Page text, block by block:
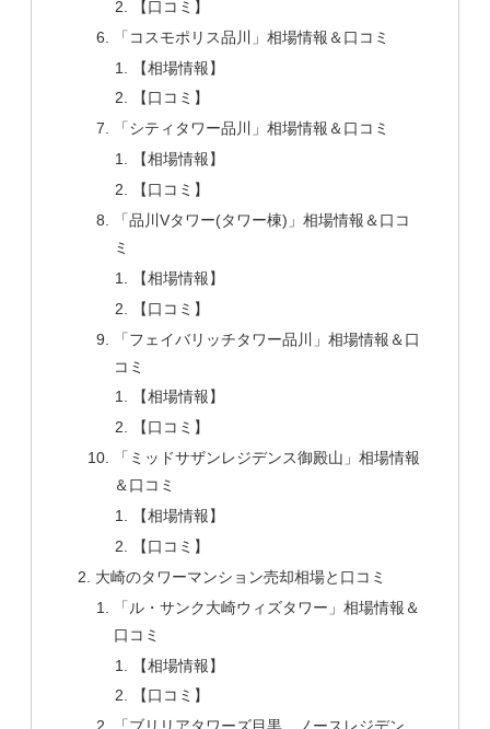
【口コミ】
「コスモポリス品川」相場情報＆口コミ
【相場情報】
【口コミ】
「シティタワー品川」相場情報＆口コミ
【相場情報】
【口コミ】
「品川Vタワー(タワー棟)」相場情報＆口コ
ミ
【相場情報】
【口コミ】
「フェイバリッチタワー品川」相場情報＆口
コミ
【相場情報】
【口コミ】
「ミッドサザンレジデンス御殿山」相場情報
＆口コミ
【相場情報】
【口コミ】
大崎のタワーマンション売却相場と口コミ
「ル・サンク大崎ウィズタワー」相場情報＆
口コミ
【相場情報】
【口コミ】